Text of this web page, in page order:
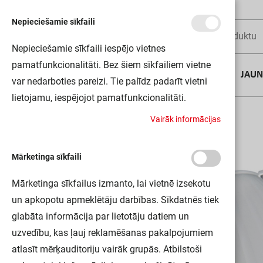
TRACK SP REFLECTOR D85 FL LEDV
Nepieciešamie sīkfaili
Nepieciešamie sīkfaili iespējo vietnes
pamatfunkcionalitāti. Bez šiem sīkfailiem vietne
var nedarboties pareizi. Tie palīdz padarīt vietni
lietojamu, iespējojot pamatfunkcionalitāti.
Vairāk informācijas
Mārketinga sīkfaili
Mārketinga sīkfailus izmanto, lai vietnē izsekotu
un apkopotu apmeklētāju darbības. Sīkdatnēs tiek
glabāta informācija par lietotāju datiem un
uzvedību, kas ļauj reklamēšanas pakalpojumiem
atlasīt mērķauditoriju vairāk grupās. Atbilstoši